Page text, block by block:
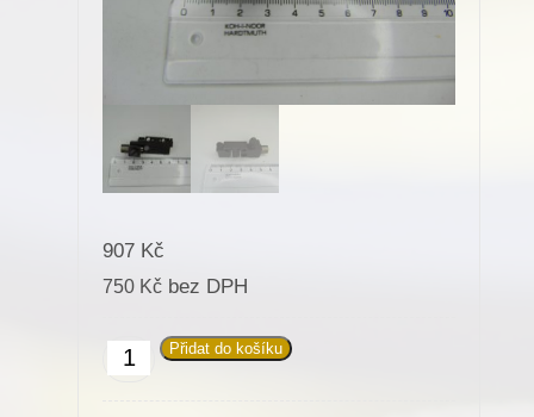
907 Kč
750 Kč bez DPH
Držák
Přidat do košíku